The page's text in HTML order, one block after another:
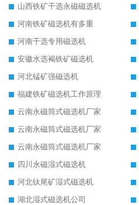
山西铁矿干选永磁磁选机
河南铁矿磁选机有多重
河南干选专用磁选机
安徽水选褐铁矿磁选机
河北锰矿强磁选机
福建铁矿磁选机工作原理
云南永磁筒式磁选机厂家
云南永磁筒式磁选机厂家
云南永磁筒式磁选机厂家
四川永磁湿式磁选机
河北钛尾矿湿式磁选机
湖北湿式磁选机公司